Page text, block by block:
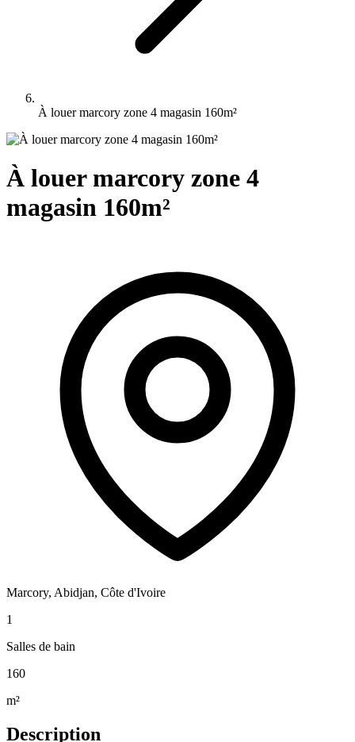
À louer marcory zone 4 magasin 160m²
À louer marcory zone 4
magasin 160m²
Marcory, Abidjan, Côte d'Ivoire
1
Salles de bain
160
m²
Description